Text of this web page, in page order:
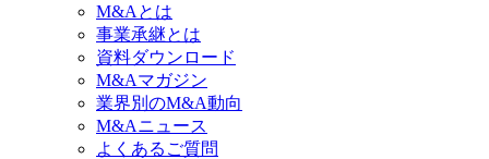
M&Aとは
事業承継とは
資料ダウンロード
M&Aマガジン
業界別のM&A動向
M&Aニュース
よくあるご質問